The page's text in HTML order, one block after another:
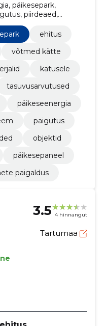
päikesepark,
piirdeaed,
ehitus
võtmed kätte
katusele
tasuvusarvutused
päikeseenergia
paigutus
objektid
päikesepaneel
paigaldus
3.5 4 hinnangut
Tartumaa